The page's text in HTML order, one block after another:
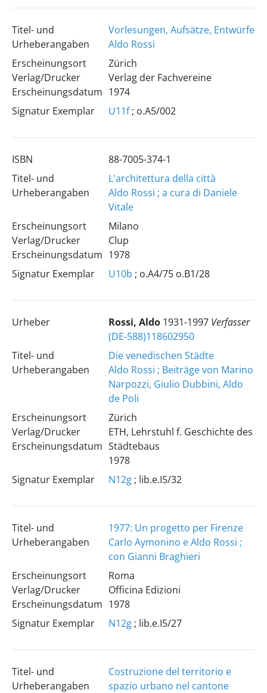
Titel- und
Urheberangaben
Vorlesungen, Aufsätze, Entwürfe
Aldo Rossi
Erscheinungsort
Verlag/Drucker
Erscheinungsdatum
Zürich
Verlag der Fachvereine
1974
Signatur Exemplar
U11f; o.A5/002
ISBN
88-7005-374-1
Titel- und
Urheberangaben
L'architettura della città
Aldo Rossi ; a cura di Daniele
Vitale
Erscheinungsort
Verlag/Drucker
Erscheinungsdatum
Milano
Clup
1978
Signatur Exemplar
U10b ; o.A4/75 o.B1/28
Urheber Rossi, Aldo 1931-1997 Verfasser
(DE-588)118602950
Titel- und
Urheberangaben
Die venedischen Städte
Aldo Rossi ; Beiträge von Marino
Narpozzi, Giulio Dubbini, Aldo
de Poli
Erscheinungsort
Verlag/Drucker
Erscheinungsdatum
Zürich
ETH, Lehrstuhl f. Geschichte des
Städtebaus
1978
Signatur Exemplar
N12g; lib.e.I5/32
Titel- und
Urheberangaben
1977: Un progetto per Firenze
Carlo Aymonino e Aldo Rossi ;
con Gianni Braghieri
Erscheinungsort
Verlag/Drucker
Erscheinungsdatum
Roma
Officina Edizioni
1978
Signatur Exemplar
N12g; lib.e.I5/27
Titel- und
Urheberangaben
Costruzione del territorio e
spazio urbano nel cantone